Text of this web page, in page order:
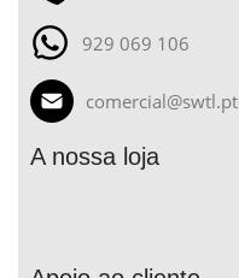
929 069 106
comercial@swtl.pt
A nossa loja